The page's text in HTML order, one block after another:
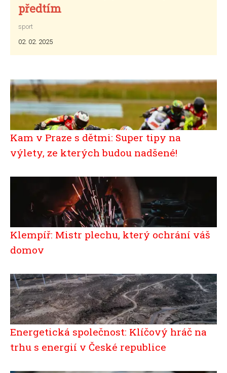
předtím
sport
02. 02. 2025
Kam v Praze s dětmi: Super tipy na
výlety, ze kterých budou nadšené!
Klempíř: Mistr plechu, který ochrání váš
domov
Energetická společnost: Klíčový hráč na
trhu s energií v České republice